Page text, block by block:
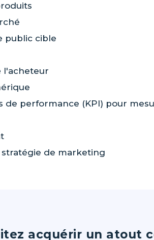
public cible
l'acheteur
de performance (KPI) pour
de marketing
acquérir un atout